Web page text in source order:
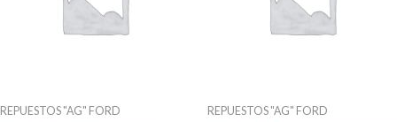
REPUESTOS "AG" FORD REPUESTOS "AG" FORD